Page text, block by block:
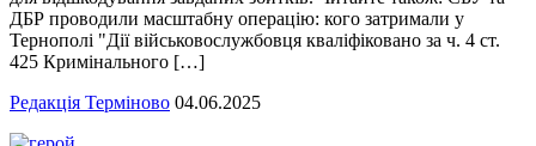
ДБР проводили масштабну операцію: кого затримали у
Тернополі "Дії військовослужбовця кваліфіковано за ч. 4 ст.
425 Кримінального […]
Редакція Терміново 04.06.2025